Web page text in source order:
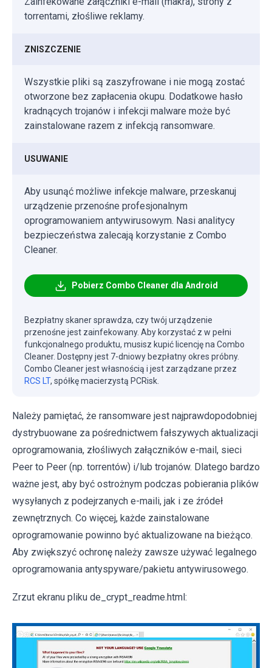
torrentami, złośliwe reklamy.
ZNISZCZENIE
Wszystkie pliki są zaszyfrowane i nie mogą zostać
otworzone bez zapłacenia okupu. Dodatkowe hasło
kradnących trojanów i infekcji malware może być
zainstalowane razem z infekcją ransomware.
USUWANIE
Aby usunąć możliwe infekcje malware, przeskanuj
urządzenie przenośne profesjonalnym
oprogramowaniem antywirusowym. Nasi analitycy
bezpieczeństwa zalecają korzystanie z Combo
Cleaner.
Pobierz Combo Cleaner dla Android
Bezpłatny skaner sprawdza, czy twój urządzenie
przenośne jest zainfekowany. Aby korzystać z w pełni
funkcjonalnego produktu, musisz kupić licencję na Combo
Cleaner. Dostępny jest 7-dniowy bezpłatny okres próbny.
Combo Cleaner jest własnością i jest zarządzane przez
RCS LT, spółkę macierzystą PCRisk.
Należy pamiętać, że ransomware jest najprawdopodobniej
dystrybuowane za pośrednictwem fałszywych aktualizacji
oprogramowania, złośliwych załączników e-mail, sieci
Peer to Peer (np. torrentów) i/lub trojanów. Dlatego bardzo
ważne jest, aby być ostrożnym podczas pobierania plików
wysyłanych z podejrzanych e-maili, jak i ze źródeł
zewnętrznych. Co więcej, każde zainstalowane
oprogramowanie powinno być aktualizowane na bieżąco.
Aby zwiększyć ochronę należy zawsze używać legalnego
oprogramowania antyspyware/pakietu antywirusowego.
Zrzut ekranu pliku de_crypt_readme.html: